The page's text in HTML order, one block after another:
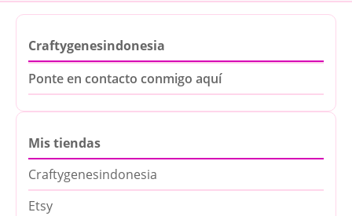
Craftygenesindonesia
Ponte en contacto conmigo aquí
Mis tiendas
Craftygenesindonesia
Etsy